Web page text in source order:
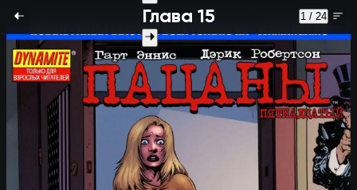
Глава 15 1 / 24